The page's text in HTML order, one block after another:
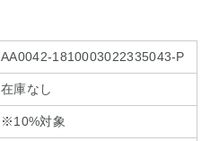
AA0042-1810003022335043-P
在庫なし
※10%対象